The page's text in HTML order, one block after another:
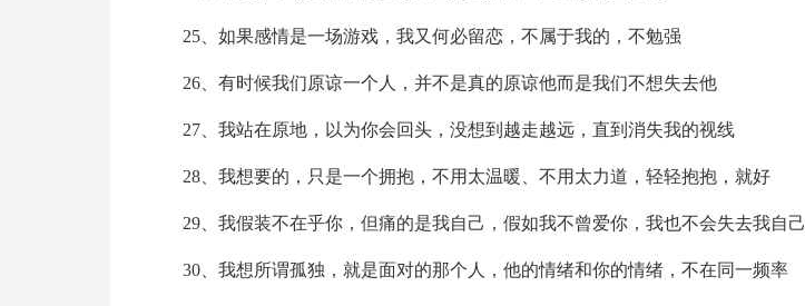
25、如果感情是一场游戏，我又何必留恋，不属于我的，不勉强
26、有时候我们原谅一个人，并不是真的原谅他而是我们不想失去他
27、我站在原地，以为你会回头，没想到越走越远，直到消失我的视线
28、我想要的，只是一个拥抱，不用太温暖、不用太力道，轻轻抱抱，就好
29、我假装不在乎你，但痛的是我自己，假如我不曾爱你，我也不会失去我自己
30、我想所谓孤独，就是面对的那个人，他的情绪和你的情绪，不在同一频率